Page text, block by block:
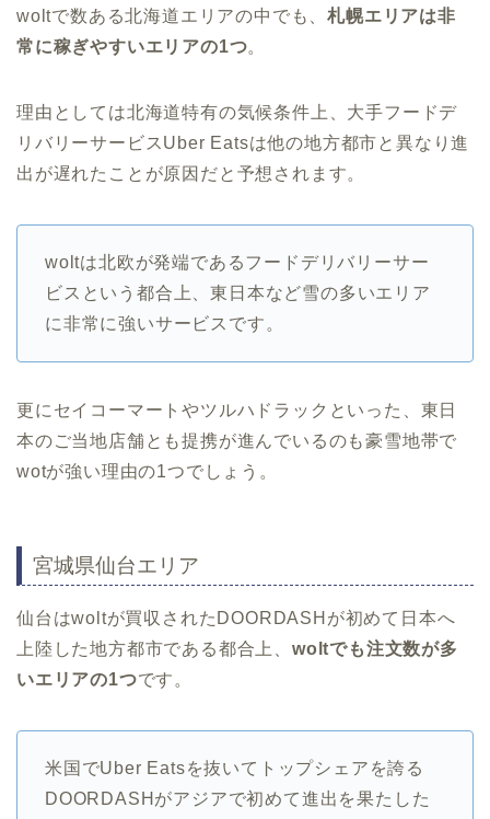
woltで数ある北海道エリアの中でも、札幌エリアは非
常に稼ぎやすいエリアの1つ。
理由としては北海道特有の気候条件上、大手フードデ
リバリーサービスUber Eatsは他の地方都市と異なり進
出が遅れたことが原因だと予想されます。
woltは北欧が発端であるフードデリバリーサー
ビスという都合上、東日本など雪の多いエリア
に非常に強いサービスです。
更にセイコーマートやツルハドラックといった、東日
本のご当地店舗とも提携が進んでいるのも豪雪地帯で
wotが強い理由の1つでしょう。
宮城県仙台エリア
仙台はwoltが買収されたDOORDASHが初めて日本へ
上陸した地方都市である都合上、 woltでも注文数が多
いエリアの1つです。
米国でUber Eatsを抜いてトップシェアを誇る
DOORDASHがアジアで初めて進出を果たした